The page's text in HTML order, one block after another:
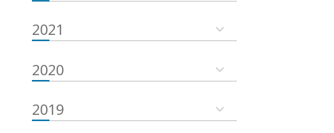
2021
2020
2019